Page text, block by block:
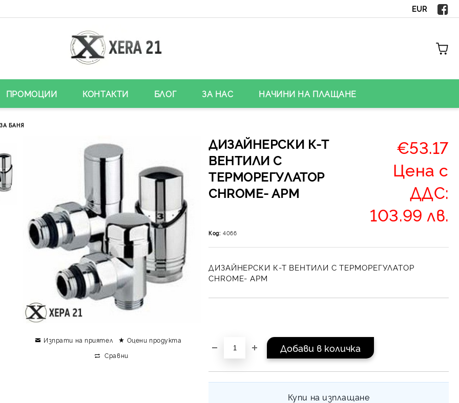
EUR
ПРОМОЦИИ КОНТАКТИ БЛОГ ЗА НАС НАЧИНИ НА ПЛАЩАНЕ
БАНЯ
ДИЗАЙНЕРСКИ К-Т
ВЕНТИЛИ С
ТЕРМОРЕГУЛАТОР
CHROME- APM
€53.17
Цена с
ДДС:
103.99 лв.
Код: 4066
ДИЗАЙНЕРСКИ К-Т ВЕНТИЛИ С ТЕРМОРЕГУЛАТОР
CHROME- APM
Купи на изплащане
Изпрати на приятел
Оцени продукта
Сравни